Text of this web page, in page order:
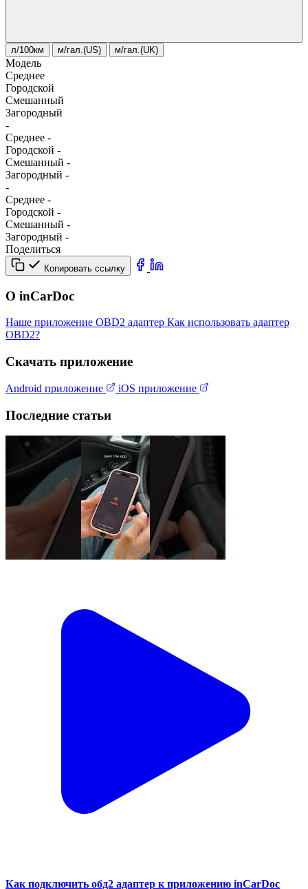
л/100км м/гал.(US) м/гал.(UK)
Модель
Среднее
Городской
Смешанный
Загородный
-
Среднее -
Городской -
Смешанный -
Загородный -
-
Среднее -
Городской -
Смешанный -
Загородный -
Поделиться
Копировать ссылку
О inCarDoc
Наше приложение OBD2 адаптер Как использовать адаптер
OBD2?
Скачать приложение
Android приложение iOS приложение
Последние статьи
Как подключить обд2 адаптер к приложению inCarDoc